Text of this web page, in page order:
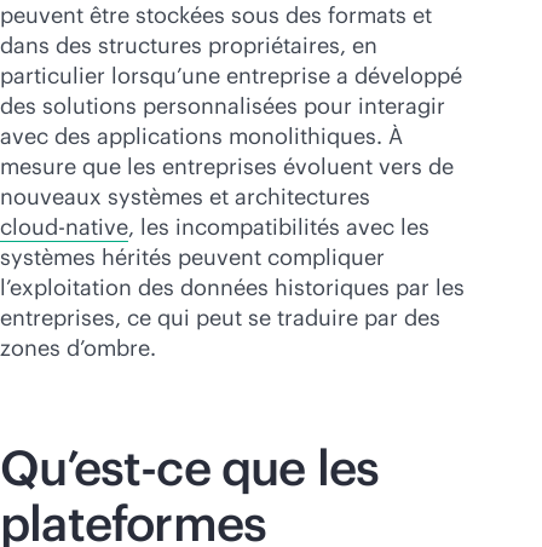
peuvent être stockées sous des formats et
dans des structures propriétaires, en
particulier lorsqu’une entreprise a développé
des solutions personnalisées pour interagir
avec des applications monolithiques. À
mesure que les entreprises évoluent vers de
nouveaux systèmes et architectures
cloud-native, les incompatibilités avec les
systèmes hérités peuvent compliquer
l’exploitation des données historiques par les
entreprises, ce qui peut se traduire par des
zones d’ombre.
Qu’est-ce que les
plateformes